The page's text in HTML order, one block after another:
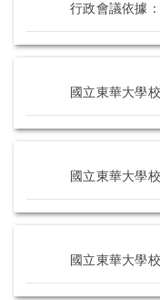
行政會議依據
國立東華大學
國立東華大學